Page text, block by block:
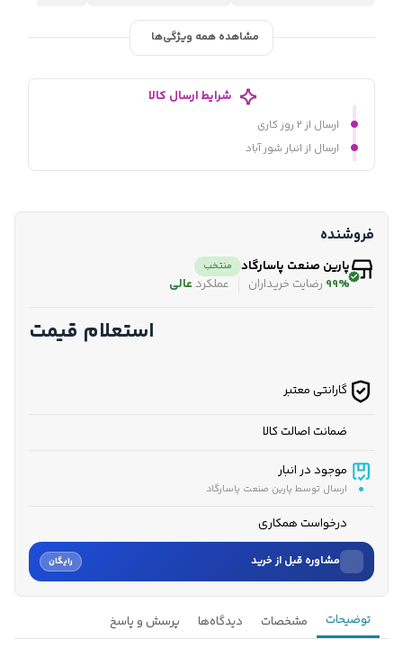
مشاهده همه ویژگی‌ها
شرایط ارسال کالا
ارسال از ۲ روز کاری
ارسال از انبار شور آباد
فروشنده
پارین صنعت پاسارگاد منتخب
99% رضایت خریداران عملکرد عالی
استعلام قیمت
گارانتی معتبر
ضمانت اصالت کالا
موجود در انبار
ارسال توسط پارین صنعت پاسارگاد
درخواست همکاری
مشاوره قبل از خرید رایگان
نام
توضیحات مشخصات دیدگاه‌ها پرسش و پاسخ